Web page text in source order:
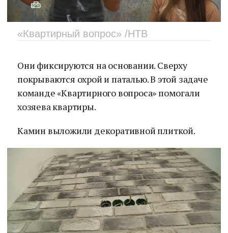
«Квартирный вопрос» /НТВ
Они фиксируются на основании. Сверху
покрываются охрой и паталью. В этой задаче
команде «Квартирного вопроса» помогали
хозяева квартиры.
Камин выложили декоративной плиткой.